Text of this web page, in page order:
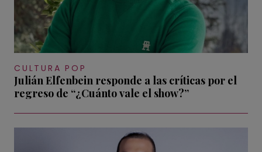
CULTURA POP
Julián Elfenbein responde a las críticas por el
regreso de “¿Cuánto vale el show?”